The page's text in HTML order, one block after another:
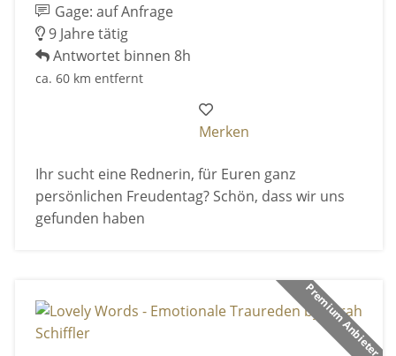
Gage: auf Anfrage
9 Jahre tätig
Antwortet binnen 8h
ca. 60 km entfernt
Merken
Ihr sucht eine Rednerin, für Euren ganz
persönlichen Freudentag? Schön, dass wir uns
gefunden haben
Premium Anbieter